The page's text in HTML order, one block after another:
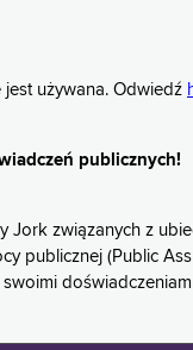
używana. Odwiedź
publicznych!
Jork związanych z
publicznej (Public